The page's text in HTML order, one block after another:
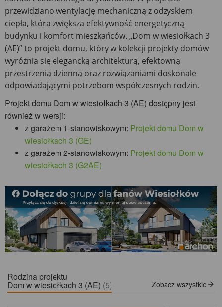
przewidziano wentylację mechaniczną z odzyskiem
ciepła, która zwiększa efektywność energetyczną
budynku i komfort mieszkańców. „Dom w wiesiołkach 3
(AE)” to projekt domu, który w kolekcji projekty domów
wyróżnia się elegancką architekturą, efektowną
przestrzenią dzienną oraz rozwiązaniami doskonale
odpowiadającymi potrzebom współczesnych rodzin.
Projekt domu Dom w wiesiołkach 3 (AE) dostępny jest
również w wersji:
z garażem 1-stanowiskowym: Projekt domu Dom w
wiesiołkach 3 (GE)
z garażem 2-stanowiskowym: Projekt domu Dom w
wiesiołkach 3 (G2AE)
Rodzina projektu
Dom w wiesiołkach 3 (AE) (5) Zobacz wszystkie